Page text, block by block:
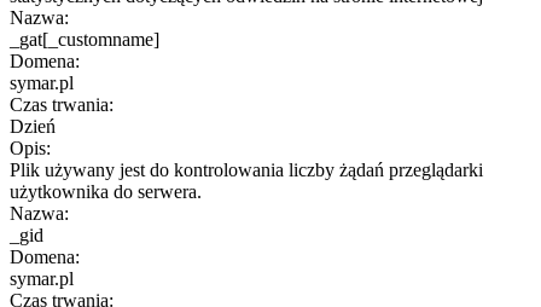
Nazwa:
_gat[_customname]
Domena:
symar.pl
Czas trwania:
Dzień
Opis:
Plik używany jest do kontrolowania liczby żądań przeglądarki
użytkownika do serwera.
Nazwa:
_gid
Domena:
symar.pl
Czas trwania: